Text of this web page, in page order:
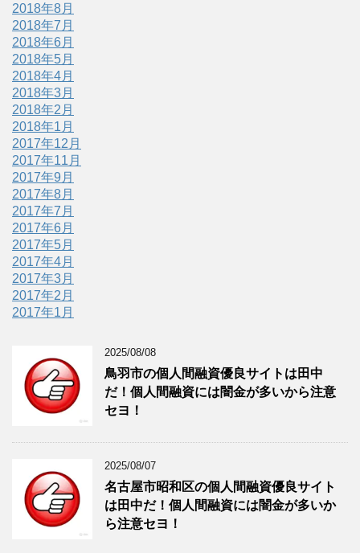
2018年8月
2018年7月
2018年6月
2018年5月
2018年4月
2018年3月
2018年2月
2018年1月
2017年12月
2017年11月
2017年9月
2017年8月
2017年7月
2017年6月
2017年5月
2017年4月
2017年3月
2017年2月
2017年1月
2025/08/08
鳥羽市の個人間融資優良サイトは田中
だ！個人間融資には闇金が多いから注意
セヨ！
2025/08/07
名古屋市昭和区の個人間融資優良サイト
は田中だ！個人間融資には闇金が多いか
ら注意セヨ！